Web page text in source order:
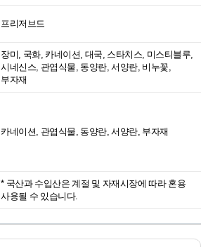
프리저브드
장미, 국화, 카네이션, 대국, 스타치스, 미스티블루,
시네신스, 관엽식물, 동양란, 서양란, 비누꽃,
부자재
카네이션, 관엽식물, 동양란, 서양란, 부자재
* 국산과 수입산은 계절 및 자재시장에 따라 혼용
사용될 수 있습니다.